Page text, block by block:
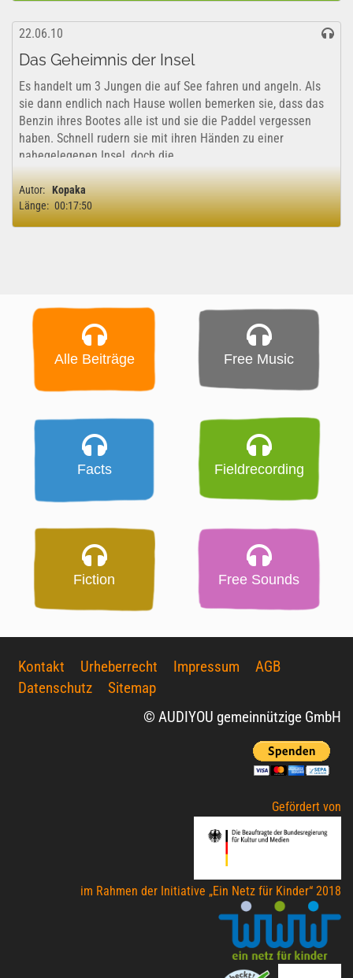
22.06.10
Das Geheimnis der Insel
Es handelt um 3 Jungen die auf See fahren und angeln. Als
sie dann endlich nach Hause wollen bemerken sie, dass das
Benzin ihres Bootes alle ist und sie die Paddel vergessen
haben. Schnell rudern sie mit ihren Händen zu einer
nahegelegenen Insel, doch die...
Autor: Kopaka
Länge: 00:17:50
Alle Beiträge Free Music
Facts Fieldrecording
Fiction Free Sounds
Kontakt Urheberrecht Impressum
AGB
Datenschutz
Sitemap
© AUDIYOU gemeinnützige GmbH
Gefördert von
im Rahmen der Initiative „Ein Netz für Kinder“ 2018